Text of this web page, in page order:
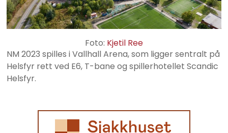
Foto: Kjetil Ree
NM 2023 spilles i Vallhall Arena, som ligger sentralt på
Helsfyr rett ved E6, T-bane og spillerhotellet Scandic
Helsfyr.